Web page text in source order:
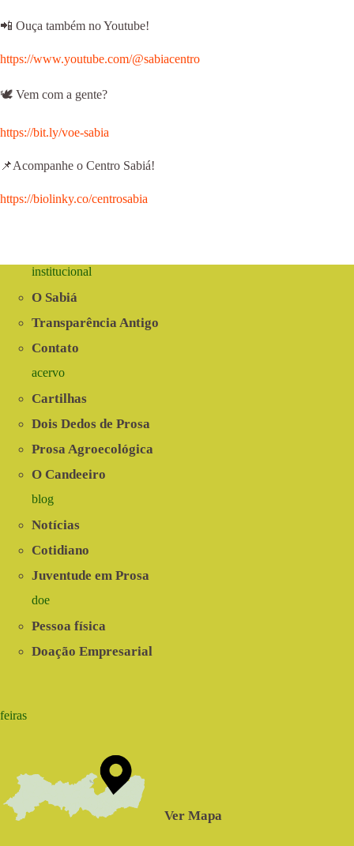
📲 Ouça também no Youtube!
https://www.youtube.com/@sabiacentro
⁠⁠⁠⁠🕊 Vem com a gente?
https://bit.ly/voe-sabia
📌Acompanhe o Centro Sabiá!
https://biolinky.co/centrosabia⁠⁠⁠⁠⁠⁠
institucional
O Sabiá
Transparência Antigo
Contato
acervo
Cartilhas
Dois Dedos de Prosa
Prosa Agroecológica
O Candeeiro
blog
Notícias
Cotidiano
Juventude em Prosa
doe
Pessoa física
Doação Empresarial
feiras
Ver Mapa